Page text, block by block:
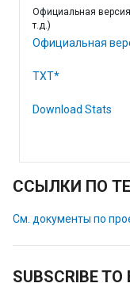
Официальная
т.д.)
Официальная
TXT*
Download Stats
ССЫЛКИ ПО
См. документы по
SUBSCRIBE TO